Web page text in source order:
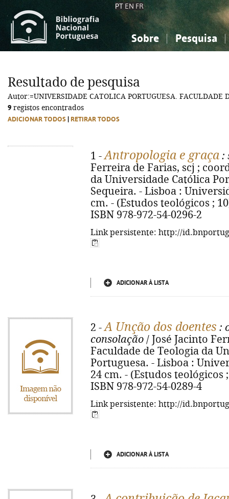
PT EN FR
Sobre Pesquisa
Ciências sociais...
Ciências sociais...
Resultado de pesquisa
Autor:=UNIVERSIDADE CATOLICA PORTUGUESA. FACULDADE
9 registos encontrados
ADICIONAR TODOS RETIRAR TODOS
1 -Antropologia e graça :
Ferreira de Farias, scj ;
da Universidade Católica
Sequeira. - Lisboa :
cm. - (Estudos teológicos ;
ISBN 978-972-54-0296-2
Link persistente: http://
ADICIONAR À LISTA
2 -A Unção dos doentes :
consolação / José Jacinto
Faculdade de Teologia da
Portuguesa. - Lisboa :
24 cm. - (Estudos teológicos
ISBN 978-972-54-0289-4
Link persistente: http://
ADICIONAR À LISTA